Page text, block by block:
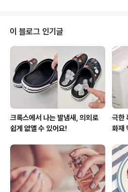
지 마세요. 냉장고에 먹다 남은 김빠진 콜라 있으
른 물티슈에 김 빠진 콜라를 부으면 3가지 이득을
어요. 물티슈 봉지케이스에 콜라를 직접 부어도
요. 밀봉이 가능한 지퍼백에 물티슈를 담아서 쓰
보관할 때도 더 편하실 거예요. 중요한건 물티슈
붓는 한가지 과정..
이 블로그 인기글
크록스에서 나는 발냄새, 의외로
쉽게 없앨 수 있어요!
극한
화재